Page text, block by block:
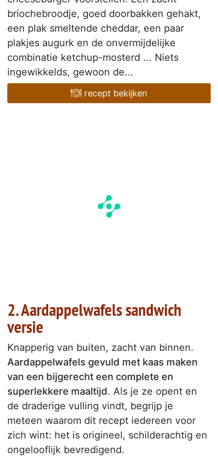
briochebroodje, goed doorbakken gehakt,
een plak smeltende cheddar, een paar
plakjes augurk en de onvermijdelijke
combinatie ketchup-mosterd ... Niets
ingewikkelds, gewoon de...
recept bekijken
2. Aardappelwafels sandwich
versie
Knapperig van buiten, zacht van binnen.
Aardappelwafels gevuld met kaas maken
van een bijgerecht een complete en
superlekkere maaltijd. Als je ze opent en
de draderige vulling vindt, begrijp je
meteen waarom dit recept iedereen voor
zich wint: het is origineel, schilderachtig en
ongelooflijk bevredigend.